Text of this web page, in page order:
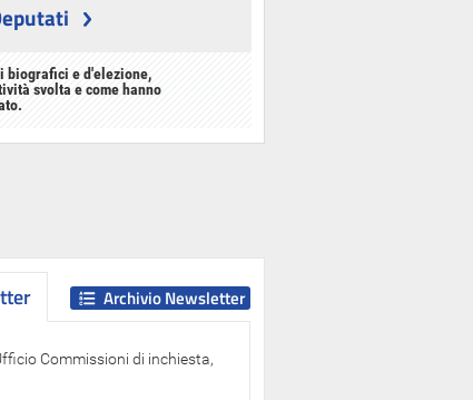
biografici e d'elezione,
svolta e come hanno
Commissioni di inchiesta,
Archivio Newsletter